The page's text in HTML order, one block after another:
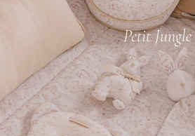
Petit Jungle